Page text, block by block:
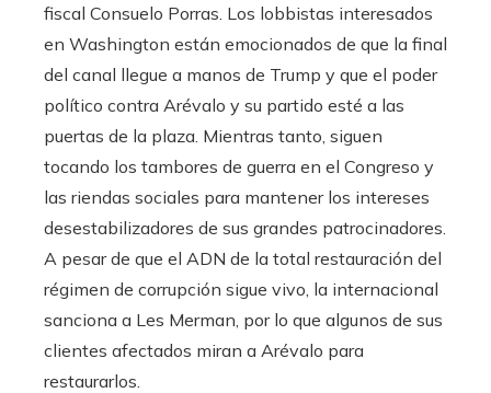
fiscal Consuelo Porras. Los lobbistas interesados ​​
en Washington están emocionados de que la final
del canal llegue a manos de Trump y que el poder
político contra Arévalo y su partido esté a las
puertas de la plaza. Mientras tanto, siguen
tocando los tambores de guerra en el Congreso y
las riendas sociales para mantener los intereses
desestabilizadores de sus grandes patrocinadores.
A pesar de que el ADN de la total restauración del
régimen de corrupción sigue vivo, la internacional
sanciona a Les Merman, por lo que algunos de sus
clientes afectados miran a Arévalo para
restaurarlos.